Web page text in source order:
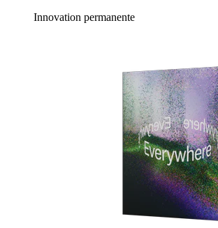
Innovation permanente